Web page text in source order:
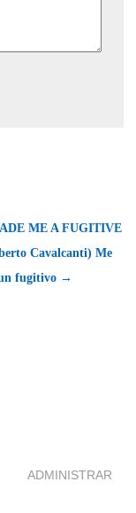
ME A FUGITIVE
Cavalcanti) Me
fugitivo →
ADMINISTRAR